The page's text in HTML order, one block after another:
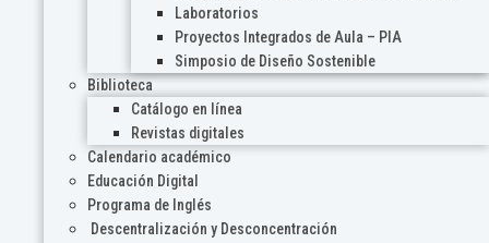
Laboratorios
Proyectos Integrados de Aula – PIA
Simposio de Diseño Sostenible
Biblioteca
Catálogo en línea
Revistas digitales
Calendario académico
Educación Digital
Programa de Inglés
Descentralización y Desconcentración